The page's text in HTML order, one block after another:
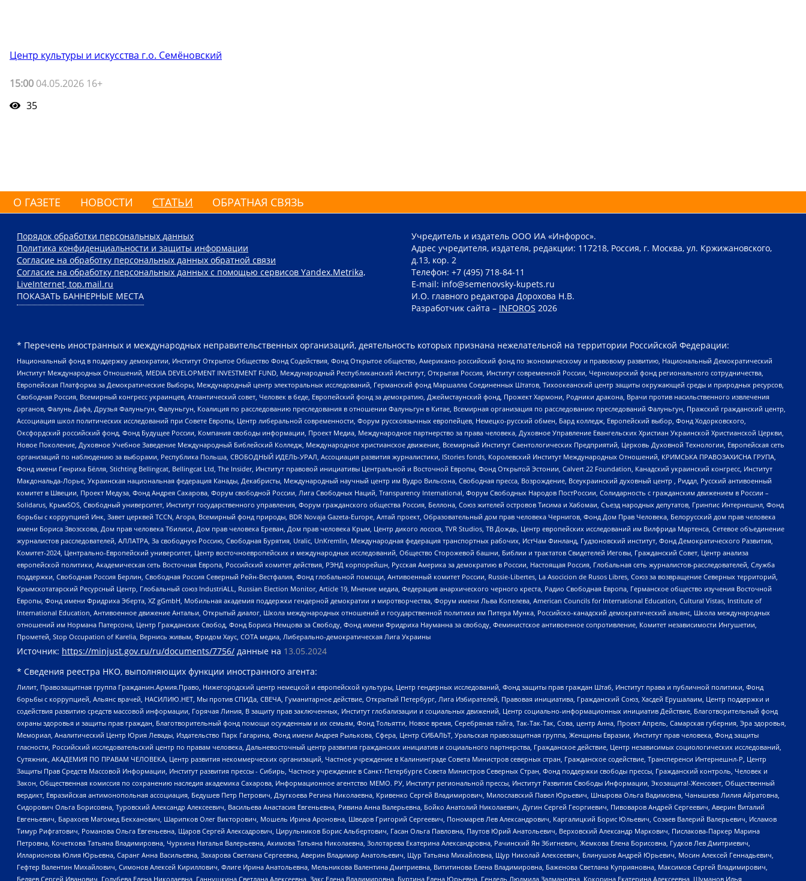
Центр культуры и искусства г.о. Семёновский
15:00 04.05.2026 16+
35
О ГАЗЕТЕ НОВОСТИ СТАТЬИ ОБРАТНАЯ СВЯЗЬ
Порядок обработки персональных данных
Политика конфиденциальности и защиты информации
Согласие на обработку персональных данных обратной связи
Согласие на обработку персональных данных с помощью сервисов Yandex.Metrika,
LiveInternet, top.mail.ru
ПОКАЗАТЬ БАННЕРНЫЕ МЕСТА
Учредитель и издатель ООО ИА «Инфорос».
Адрес учредителя, издателя, редакции: 117218, Россия, г. Москва, ул. Кржижановского,
д.13, кор. 2
Телефон: +7 (495) 718-84-11
E-mail: info@semenovsky-kupets.ru
И.О. главного редактора Дорохова Н.В.
Разработчик сайта – INFOROS 2026
* Перечень иностранных и международных неправительственных организаций, деятельность которых признана нежелательной на территории Российской Федерации:
Национальный фонд в поддержку демократии, Институт Открытое Общество Фонд Содействия, Фонд Открытое общество, Американо-российский фонд по экономическому и правовому развитию, Национальный Демократический
Институт Международных Отношений, MEDIA DEVELOPMENT INVESTMENT FUND, Международный Республиканский Институт, Открытая Россия, Институт современной России, Черноморский фонд регионального сотрудничества,
Европейская Платформа за Демократические Выборы, Международный центр электоральных исследований, Германский фонд Маршалла Соединенных Штатов, Тихоокеанский центр защиты окружающей среды и природных ресурсов,
Свободная Россия, Всемирный конгресс украинцев, Атлантический совет, Человек в беде, Европейский фонд за демократию, Джеймстаунский фонд, Прожект Хармони, Родники дракона, Врачи против насильственного извлечения
органов, Фалунь Дафа, Друзья Фалуньгун, Фалуньгун, Коалиция по расследованию преследования в отношении Фалуньгун в Китае, Всемирная организация по расследованию преследований Фалуньгун, Пражский гражданский центр,
Ассоциация школ политических исследований при Совете Европы, Центр либеральной современности, Форум русскоязычных европейцев, Немецко-русский обмен, Бард колледж, Европейский выбор, Фонд Ходорковского,
Оксфордский российский фонд, Фонд Будущее России, Компания свободы информации, Проект Медиа, Международное партнерство за права человека, Духовное Управление Евангельских Христиан Украинской Христианской Церкви,
Новое Поколение, Духовное Учебное Заведение Международный Библейский Колледж, Международное христианское движение, Всемирный Институт Саентологических Предприятий, Церковь Духовной Технологии, Европейская сеть
организаций по наблюдению за выборами, Республика Польша, СВОБОДНЫЙ ИДЕЛЬ-УРАЛ, Ассоциация развития журналистики, IStories fonds, Королевский Институт Международных Отношений, КРИМСЬКА ПРАВОЗАХИСНА ГРУПА,
Фонд имени Генриха Бёлля, Stichting Bellingcat, Bellingcat Ltd, The Insider, Институт правовой инициативы Центральной и Восточной Европы, Фонд Открытой Эстонии, Calvert 22 Foundation, Канадский украинский конгресс, Институт
Макдональда-Лорье, Украинская национальная федерация Канады, Декабристы, Международный научный центр им Вудро Вильсона, Свободная пресса, Возрождение, Всеукраинский духовный центр , Риддл, Русский антивоенный
комитет в Швеции, Проект Медуза, Фонд Андрея Сахарова, Форум свободной России, Лига Свободных Наций, Transparеncy International, Форум Свободных Народов ПостРоссии, Солидарность с гражданским движением в России –
Solidarus, КрымSOS, Свободный университет, Институт государственного управления, Форум гражданского общества Россия, Беллона, Союз жителей островов Тисима и Хабомаи, Съезд народных депутатов, Гринпис Интернешнл, Фонд
борьбы с коррупцией Инк, Завет церквей TCCN, Агора, Всемирный фонд природы, BDR Novaja Gazeta-Europe, Алтай проект, Образовательный дом прав человека Чернигов, Фонд Дом Прав Человека, Белорусский дом прав человека
имени Бориса Звозскова, Дом прав человека Тбилиси, Дом прав человека Ереван, Дом прав человека Крым, Центр дикого лосося, TVR Studios, ТВ Дождь, Центр европейских исследований им Вилфрида Мартенса, Сетевое объединение
журналистов расследователей, АЛЛАТРА, За свободную Россию, Свободная Бурятия, Uralic, UnKremlin, Международная федерация транспортных рабочих, ИстЧам Финланд, Гудзоновский институт, Фонд Демократического Развития,
Комитет-2024, Центрально-Европейский университет, Центр восточноевропейских и международных исследований, Общество Сторожевой башни, Библии и трактатов Свидетелей Иеговы, Гражданский Совет, Центр анализа
европейской политики, Академическая сеть Восточная Европа, Российский комитет действия, РЭНД корпорейшн, Русская Америка за демократию в России, Настоящая Россия, Глобальная сеть журналистов-расследователей, Служба
поддержки, Свободная Россия Берлин, Свободная Россия Северный Рейн-Вестфалия, Фонд глобальной помощи, Антивоенный комитет России, Russie-Libertes, La Asocicion de Rusos Libres, Союз за возвращение Северных территорий,
Крымскотатарский Ресурсный Центр, Глобальный союз IndustriALL, Russian Election Monitor, Article 19, Мнение медиа, Федерация анархического черного креста, Радио Свободная Европа, Германское общество изучения Восточной
Европы, Фонд имени Фридриха Эберта, XZ gGmbH, Мобильная академия поддержки гендерной демократии и миротворчества, Форум имени Льва Копелева, American Councils for International Education, Cultural Vistas, Institute of
International Education, Антивоенное движение Антальи, Открытый диалог, Школа международных отношений и государственной политики им Питера Мунка, Российско-канадский демократический альянс, Школа международных
отношений им Нормана Патерсона, Центр Гражданских Свобод, Фонд Бориса Немцова за Свободу, Фонд имени Фридриха Науманна за свободу, Феминистское антивоенное сопротивление, Комитет независимости Ингушетии,
Прометей, Stop Occupation of Karelia, Вернись живым, Фридом Хаус, СОТА медиа, Либерально-демократическая Лига Украины
Источник: https://minjust.gov.ru/ru/documents/7756/ данные на 13.05.2024
* Сведения реестра НКО, выполняющих функции иностранного агента:
Лилит, Правозащитная группа Гражданин.Армия.Право, Нижегородский центр немецкой и европейской культуры, Центр гендерных исследований, Фонд защиты прав граждан Штаб, Институт права и публичной политики, Фонд
борьбы с коррупцией, Альянс врачей, НАСИЛИЮ.НЕТ, Мы против СПИДа, СВЕЧА, Гуманитарное действие, Открытый Петербург, Лига Избирателей, Правовая инициатива, Гражданский Союз, Хасдей Ерушалаим, Центр поддержки и
содействия развитию средств массовой информации, Горячая Линия, В защиту прав заключенных, Институт глобализации и социальных движений, Центр социально-информационных инициатив Действие, Благотворительный фонд
охраны здоровья и защиты прав граждан, Благотворительный фонд помощи осужденным и их семьям, Фонд Тольятти, Новое время, Серебряная тайга, Так-Так-Так, Сова, центр Анна, Проект Апрель, Самарская губерния, Эра здоровья,
Мемориал, Аналитический Центр Юрия Левады, Издательство Парк Гагарина, Фонд имени Андрея Рылькова, Сфера, Центр СИБАЛЬТ, Уральская правозащитная группа, Женщины Евразии, Институт прав человека, Фонд защиты
гласности, Российский исследовательский центр по правам человека, Дальневосточный центр развития гражданских инициатив и социального партнерства, Гражданское действие, Центр независимых социологических исследований,
Сутяжник, АКАДЕМИЯ ПО ПРАВАМ ЧЕЛОВЕКА, Центр развития некоммерческих организаций, Частное учреждение в Калининграде Совета Министров северных стран, Гражданское содействие, Трансперенси Интернешнл-Р, Центр
Защиты Прав Средств Массовой Информации, Институт развития прессы - Сибирь, Частное учреждение в Санкт-Петербурге Совета Министров Северных Стран, Фонд поддержки свободы прессы, Гражданский контроль, Человек и
Закон, Общественная комиссия по сохранению наследия академика Сахарова, Информационное агентство МЕМО. РУ, Институт региональной прессы, Институт Развития Свободы Информации, Экозащита!-Женсовет, Общественный
вердикт, Евразийская антимонопольная ассоциация, Бедушев Петр Петрович, Дзугкоева Регина Николаевна, Кривенко Сергей Владимирович, Милославский Павел Юрьевич, Шнырова Ольга Вадимовна, Чанышева Лилия Айратовна,
Сидорович Ольга Борисовна, Туровский Александр Алексеевич, Васильева Анастасия Евгеньевна, Ривина Анна Валерьевна, Бойко Анатолий Николаевич, Дугин Сергей Георгиевич, Пивоваров Андрей Сергеевич, Аверин Виталий
Евгеньевич, Барахоев Магомед Бекханович, Шарипков Олег Викторович, Мошель Ирина Ароновна, Шведов Григорий Сергеевич, Пономарев Лев Александрович, Каргалицкий Борис Юльевич, Созаев Валерий Валерьевич, Исламов
Тимур Рифгатович, Романова Ольга Евгеньевна, Щаров Сергей Алексадрович, Цирульников Борис Альбертович, Гасан Ольга Павловна, Паутов Юрий Анатольевич, Верховский Александр Маркович, Пислакова-Паркер Марина
Петровна, Кочеткова Татьяна Владимировна, Чуркина Наталья Валерьевна, Акимова Татьяна Николаевна, Золотарева Екатерина Александровна, Рачинский Ян Збигневич, Жемкова Елена Борисовна, Гудков Лев Дмитриевич,
Илларионова Юлия Юрьевна, Саранг Анна Васильевна, Захарова Светлана Сергеевна, Аверин Владимир Анатольевич, Щур Татьяна Михайловна, Щур Николай Алексеевич, Блинушов Андрей Юрьевич, Мосин Алексей Геннадьевич,
Гефтер Валентин Михайлович, Симонов Алексей Кириллович, Флиге Ирина Анатольевна, Мельникова Валентина Дмитриевна, Вититинова Елена Владимировна, Баженова Светлана Куприяновна, Максимов Сергей Владимирович,
Беляев Сергей Иванович, Голубева Елена Николаевна, Ганнушкина Светлана Алексеевна, Закс Елена Владимировна, Буртина Елена Юрьевна, Гендель Людмила Залмановна, Кокорина Екатерина Алексеевна, Шуманов Илья